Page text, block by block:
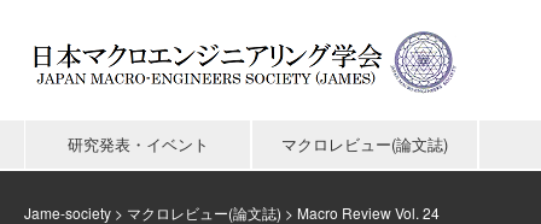
研究発表・イベント マクロレビュー(論文誌)
Jame-society > マクロレビュー(論文誌) > Macro Review Vol. 24